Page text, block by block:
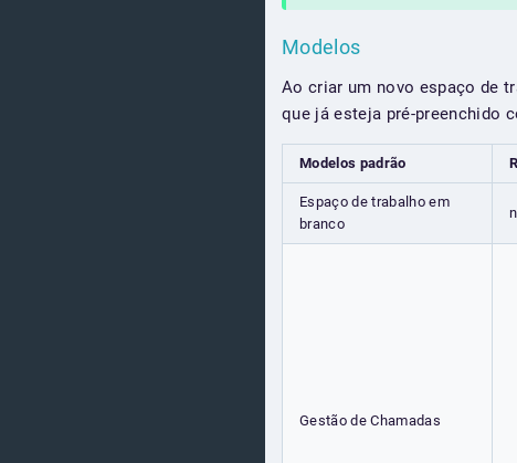
Modelos
Ao criar um novo espaço de
que já esteja pré-preenchido
Modelos padrão
Espaço de trabalho em
branco
Gestão de Chamadas